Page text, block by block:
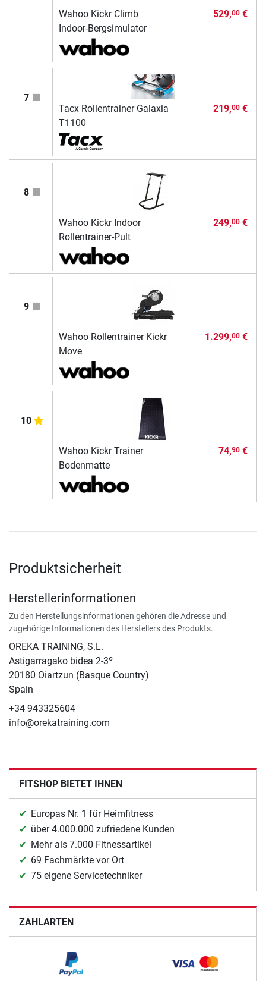
Wahoo Kickr Climb
Indoor-Bergsimulator
529,00€
7
Tacx Rollentrainer Galaxia
T1100
219,00€
8
Wahoo Kickr Indoor
Rollentrainer-Pult
249,00€
9
Wahoo Rollentrainer Kickr
Move
1.299,00€
10
Wahoo Kickr Trainer
Bodenmatte
74,90€
Produktsicherheit
Herstellerinformationen
Zu den Herstellungsinformationen gehören die Adresse und
zugehörige Informationen des Herstellers des Produkts.
OREKA TRAINING, S.L.
Astigarragako bidea 2-3º
20180 Oiartzun (Basque Country)
Spain
+34 943325604
info@orekatraining.com
FITSHOP BIETET IHNEN
Europas Nr. 1 für Heimfitness
über 4.000.000 zufriedene Kunden
Mehr als 7.000 Fitnessartikel
69 Fachmärkte vor Ort
75 eigene Servicetechniker
ZAHLARTEN